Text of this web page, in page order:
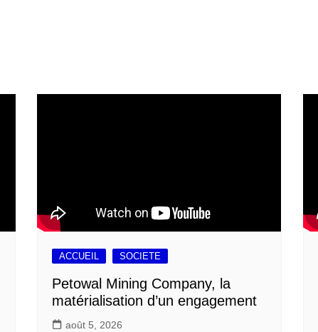
ACCUEIL SOCIETE
Petowal Mining Company, la
matérialisation d’un engagement
août 5, 2026